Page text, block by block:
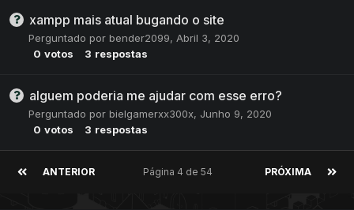
xampp mais atual bugando o site
Perguntado por bender2099, Abril 3, 2020
0 votos 3 respostas
alguem poderia me ajudar com esse erro?
Perguntado por bielgamerxx300x, Junho 9, 2020
0 votos 3 respostas
ANTERIOR PRÓXIMA
Página 4 de 54